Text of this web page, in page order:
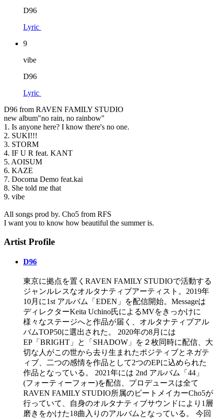
D96
Lyric
9
vibe
D96
Lyric
D96 from RAVEN FAMILY STUDIO
new album"no rain, no rainbow"
1. Is anyone here? I know there's no one.
2. SUKI!!!
3. STORM
4. IF U R feat. KANT
5. AOISUM
6. KAZE
7. Docoma Demo feat.kai
8. She told me that
9. vibe
All songs prod by. Cho5 from RFS
I want you to know how beautiful the summer is.
Artist Profile
D96
東京に拠点を置くRAVEN FAMILY STUDIOで活動する
ジャンルレスなオルタナティブアーティスト。2019年
10月に1st アルバム「EDEN」を配信開始。Messageは
ディレクターKeita Uchino氏によるMVをきっかけに
様々なステージへと作品が届く、オルタナティブアル
バムTOP50に選出された。 2020年の8月には
EP「BRIGHT」と「SHADOW」を２枚同時に配信、大
切な人がこの世から去り生まれたポジティブとネガテ
ィブ、二つの感情を作品として2つのEPに込められた
作品となっている。 2021年には 2nd アルバム「44」
(フォーティーフォー)を配信、プロデュースは全て
RAVEN FAMILY STUDIO所属のビートメイカーCho5が
行っていて、自身のオルタナティブサウンドにより1層
磨きをかけた18曲入りのアルバムとなっている。 今回